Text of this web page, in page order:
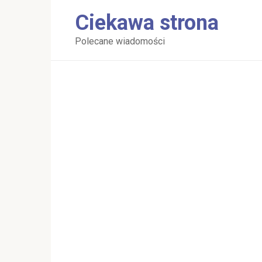
Ciekawa strona
Polecane wiadomości